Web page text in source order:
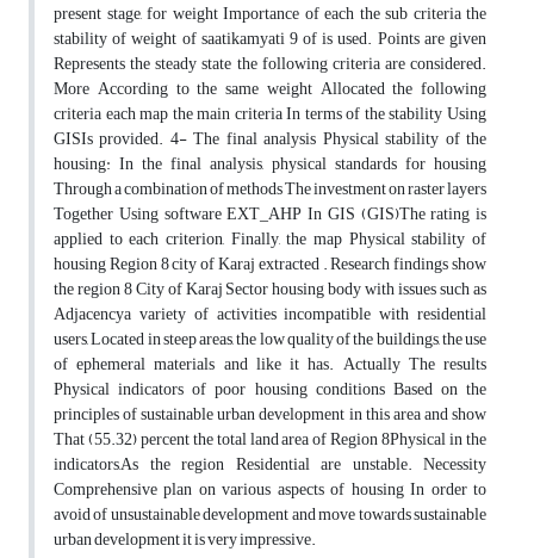
present stage, for weight Importance of each the sub criteria the
stability of weight of saatikamyati 9 of is used. Points are given
Represents the steady state the following criteria are considered.
More According to the same weight Allocated the following
criteria each map the main criteria In terms of the stability Using
GISIs provided. 4- The final analysis Physical stability of the
housing: In the final analysis, physical standards for housing
Through a combination of methods The investment on raster layers
Together Using software EXT_AHP In GIS (GIS)The rating is
applied to each criterion, Finally, the map Physical stability of
housing Region 8 city of Karaj extracted . Research findings show
the region 8 City of Karaj Sector housing body with issues such as
Adjacencya variety of activities incompatible with residential
users, Located in steep areas, the low quality of the buildings, the use
of ephemeral materials and like it has. Actually The results
Physical indicators of poor housing conditions Based on the
principles of sustainable urban development in this area and show
That (55.32) percent the total land area of Region 8Physical in the
indicators,As the region Residential are unstable. Necessity
Comprehensive plan on various aspects of housing In order to
avoid of unsustainable development and move towards sustainable
urban development it is very impressive.